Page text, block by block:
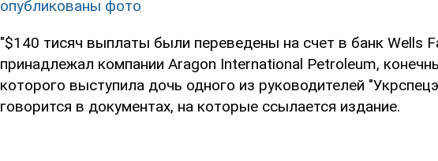
опубликованы фото
"$140 тисяч выплаты были переведены на счет в банк Wells
принадлежал компании Aragon International Petroleum,
которого выступила дочь одного из руководителей
говорится в документах, на которые ссылается издание.